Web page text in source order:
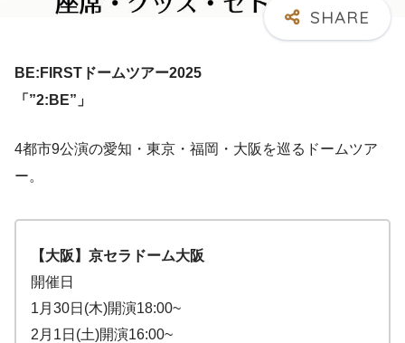
BE:FIRSTドームツアー2025
「”2:BE”」
4都市9公演の愛知・東京・福岡・大阪を巡るドームツア
ー。
【大阪】京セラドーム大阪
開催日
1月30日(木)開演18:00~
2月1日(土)開演16:00~